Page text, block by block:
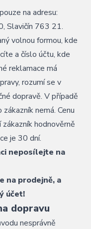
na adresu:
Slavičín 763 21.
volnou formou, kde
a číslo účtu, kde
reklamace má
rozumí se v
dopravě. V případě
nemá. Cenu
hodnověrně
je 30 dní.
neposílejte na
na prodejně, a
účet!
dopravu
nesprávně